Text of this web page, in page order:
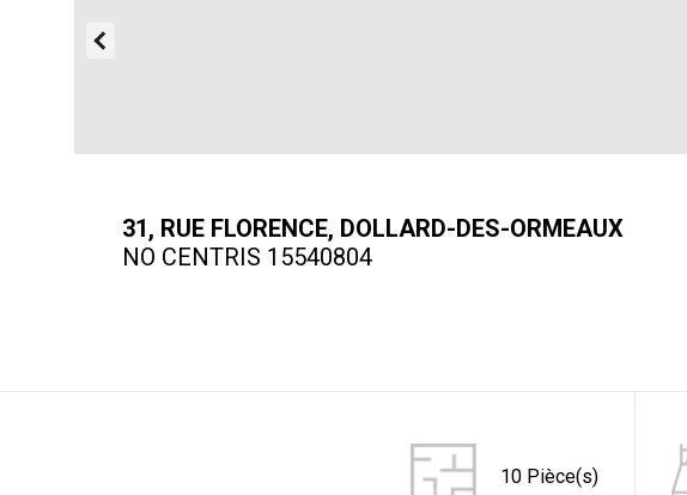
31, RUE FLORENCE, DOLLARD-DES-ORMEAUX
NO CENTRIS 15540804
10 Pièce(s)